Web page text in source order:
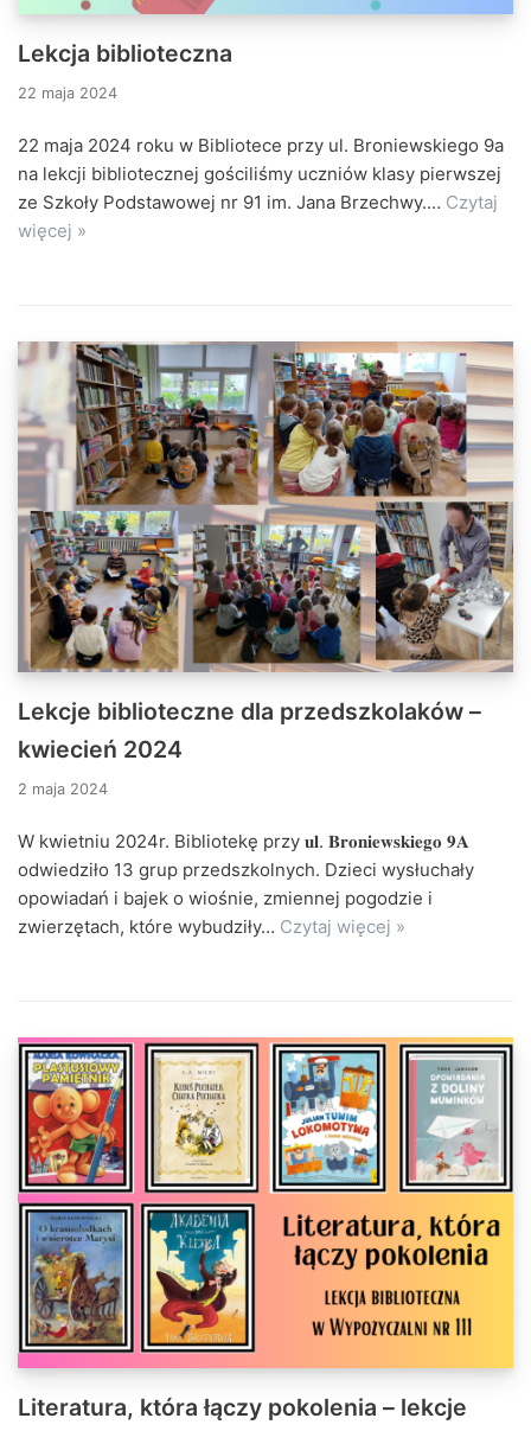
Lekcja biblioteczna
22 maja 2024
22 maja 2024 roku w Bibliotece przy ul. Broniewskiego 9a
na lekcji bibliotecznej gościliśmy uczniów klasy pierwszej
ze Szkoły Podstawowej nr 91 im. Jana Brzechwy.… Czytaj
więcej »
Lekcje biblioteczne dla przedszkolaków –
kwiecień 2024
2 maja 2024
W kwietniu 2024r. Bibliotekę przy 𝐮𝐥. 𝐁𝐫𝐨𝐧𝐢𝐞𝐰𝐬𝐤𝐢𝐞𝐠𝐨 𝟗𝐀
odwiedziło 13 grup przedszkolnych. Dzieci wysłuchały
opowiadań i bajek o wiośnie, zmiennej pogodzie i
zwierzętach, które wybudziły… Czytaj więcej »
Literatura, która łączy pokolenia – lekcje